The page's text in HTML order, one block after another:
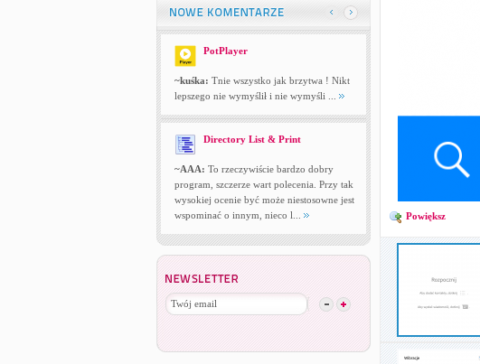
PotPlayer
~kuśka: Tnie wszystko jak brzytwa ! Nikt
lepszego nie wymyślił i nie wymyśli ...
Directory List & Print
~AAA: To rzeczywiście bardzo dobry
program, szczerze wart polecenia. Przy tak
wysokiej ocenie być może niestosowne jest
wspominać o innym, nieco l...
Powiększ